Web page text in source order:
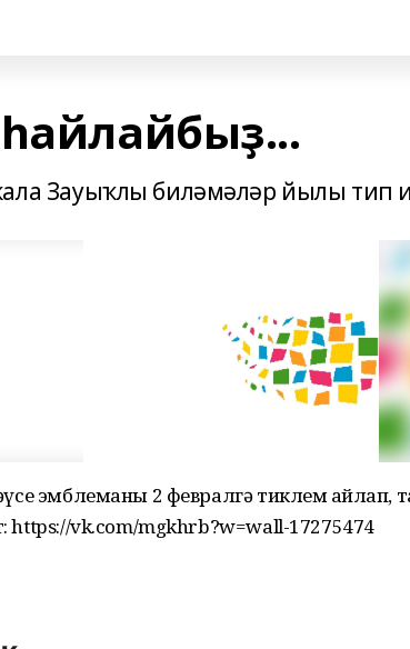
Зауыҡлы биләмәләр йылы тип
эмблеманы 2 февралгә тиклем һайлап,
vk.com/mgkhrb?w=wall-17275474